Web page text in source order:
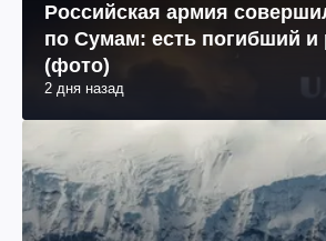
Российская армия
по Сумам: есть погибший и
(фото)
2 дня назад